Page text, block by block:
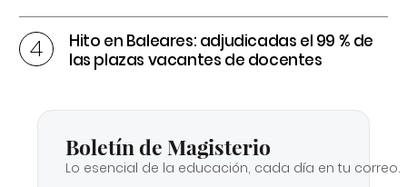
Hito en Baleares: adjudicadas el 99 % de
las plazas vacantes de docentes
Boletín de Magisterio
Lo esencial de la educación, cada día en tu correo.